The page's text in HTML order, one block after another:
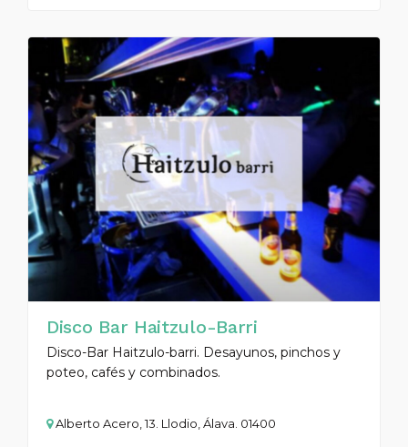
Disco Bar Haitzulo-Barri
Disco-Bar Haitzulo-barri. Desayunos, pinchos y
poteo, cafés y combinados.
Alberto Acero, 13. Llodio, Álava. 01400